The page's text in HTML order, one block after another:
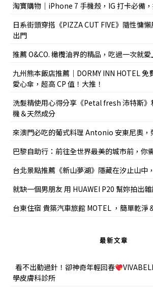
淘寶購物｜iPhone 7 手機殼，IG 打卡必備
日系街頭穿搭《PIZZA CUT FIVE》隨性慵
出門
推薦 O&CO. 橄欖油界的精品，吃過一次就愛
九州熊本飯店推薦｜DORMY INN HOTEL 免
愛心傘，超高 CP 值！大推！
洗髮精使用心得分享《Petal fresh 沛特斯
機＆天然成分
來澳門必吃的葡式料理 Antonio 安東尼奧，
巴黎自助行：前往全世界最美的城市前，你
台北景點推薦《新山夢湖》隱藏在汐止山中
就缺一個男朋友 用 HUAWEI P20 幫妳拍出
台東住宿 貴築汽車旅館 MOTEL ，簡單乾淨
最新文章
看不出動過針！卻神奇年輕回春
學皮膚科診所